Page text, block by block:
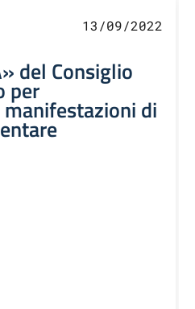
13/09/2022
del Consiglio
per
manifestazioni di